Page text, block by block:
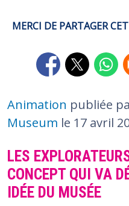
MERCI DE PARTAGER
Opens in a new
Opens in a
Animation publiée
Museum le 17 avril
LES
CONCEPT QUI VA
IDÉE DU MUSÉE